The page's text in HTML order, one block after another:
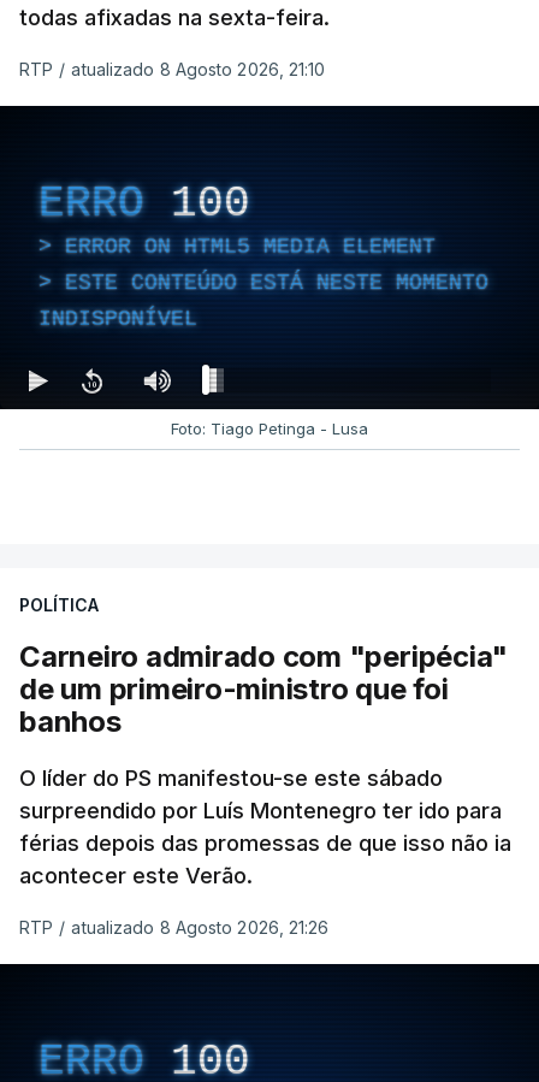
todas afixadas na sexta-feira.
RTP / atualizado 8 Agosto 2026, 21:10
ERRO 100
ERROR ON HTML5 MEDIA ELEMENT
ESTE CONTEÚDO ESTÁ NESTE MOMENTO
INDISPONÍVEL
Foto: Tiago Petinga - Lusa
POLÍTICA
Carneiro admirado com "peripécia"
de um primeiro-ministro que foi
banhos
O líder do PS manifestou-se este sábado
surpreendido por Luís Montenegro ter ido para
férias depois das promessas de que isso não ia
acontecer este Verão.
RTP / atualizado 8 Agosto 2026, 21:26
ERRO 100